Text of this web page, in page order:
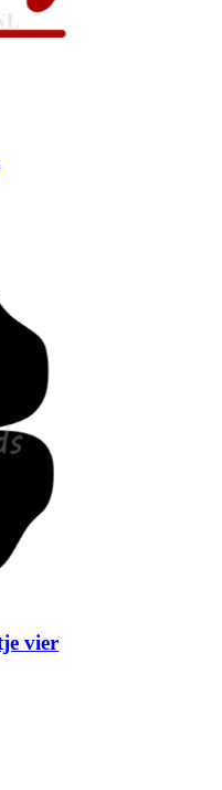
vier